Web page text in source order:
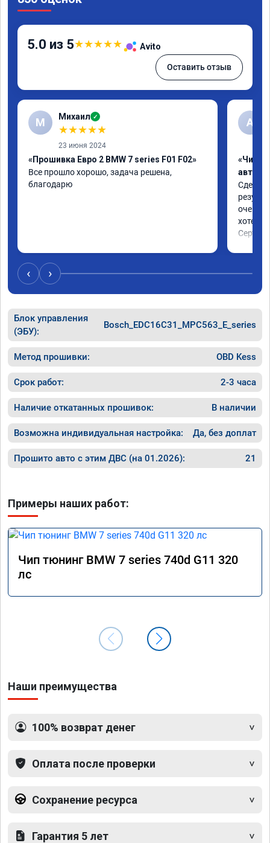
5.0 из 5★★★★★ Avito
Оставить отзыв
М Михаил ✓
★★★★★
23 июня 2024
«Прошивка Евро 2 BMW 7 series F01 F02»
Все прошло хорошо, задача решена,
благодарю
A
«Чип
очень
хотел.
‹ ›
Блок управления
(ЭБУ):
Bosch_EDC16C31_MPC563_E_series
Метод прошивки: OBD Kess
Срок работ: 2-3 часа
Наличие откатанных прошивок: В наличии
Возможна индивидуальная настройка: Да, без доплат
Прошито авто с этим ДВС (на 01.2026): 21
Примеры наших работ:
Чип тюнинг BMW 7 series 740d G11 320
лс
Наши преимущества
100% возврат денег
Оплата после проверки
Сохранение ресурса
Гарантия 5 лет